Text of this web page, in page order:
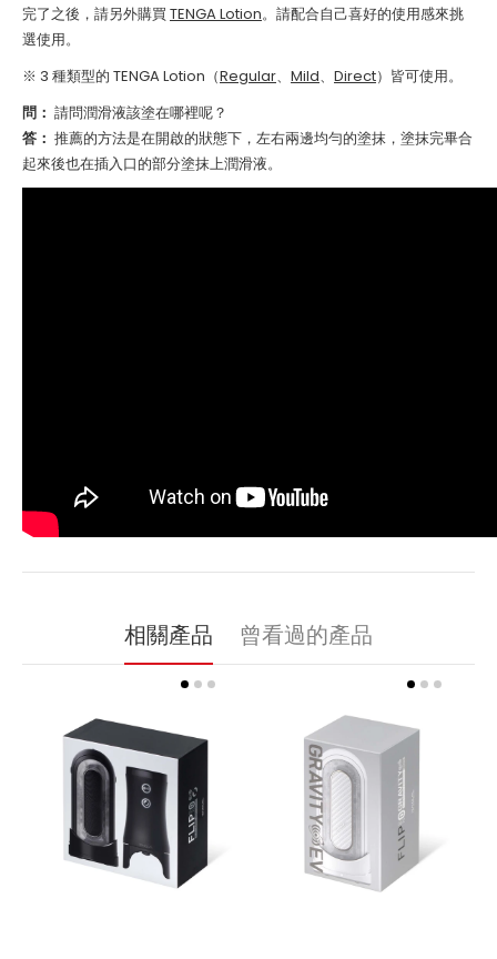
完了之後，請另外購買 TENGA Lotion。請配合自己喜好的使用感來挑
選使用。
※ 3 種類型的 TENGA Lotion（Regular、 Mild、 Direct）皆可使用。
問： 請問潤滑液該塗在哪裡呢？
答： 推薦的方法是在開啟的狀態下，左右兩邊均勻的塗抹，塗抹完畢合
起來後也在插入口的部分塗抹上潤滑液。
相關產品 曾看過的產品